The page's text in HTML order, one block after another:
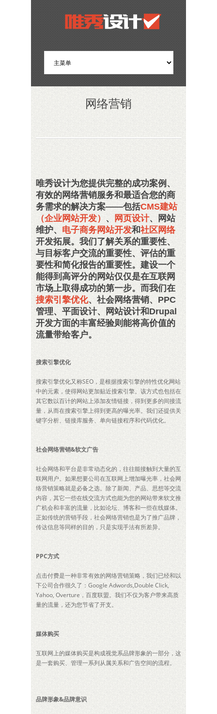
网络营销
唯秀设计为您提供完整的成功案例、
有效的网络营销服务和最适合您的商
务需求的解决方案——包括CMS建站
（企业网站开发） 、 网页设计、网站
维护、 电子商务网站开发和社区网络
开发拓展。我们了解关系的重要性、
与目标客户交流的重要性、评估的重
要性和简化报告的重要性。建设一个
能得到高评分的网站仅仅是在互联网
市场上取得成功的第一步。而我们在
搜索引擎优化、社会网络营销、PPC
管理、平面设计、网站设计和Drupal
开发方面的丰富经验则能将高价值的
流量带给客户。
搜索引擎优化
搜索引擎优化又称SEO，是根据搜索引擎的特性优化网站
中的元素，使得网站更加贴近搜索引擎。该方式也包括在
其它数以百计的网站上添加友情链接，得到更多的间接流
量，从而在搜索引擎上得到更高的曝光率。我们还提供关
键字分析、链接库服务、单向链接程序和代码优化。
社会网络营销&软文广告
社会网络和平台是非常动态化的，往往能接触到大量的互
联网用户。如果想要公司在互联网上增加曝光率，社会网
络营销策略就是必备之选。除了新闻、产品、思想等交流
内容，其它一些在线交流方式也能为您的网站带来软文推
广机会和丰富的流量，比如论坛、博客和一些在线媒体。
正如传统的营销手段，社会网络营销也是为了推广品牌，
传达信息等同样的目的，只是实现手法有所差异。
PPC方式
点击付费是一种非常有效的网络营销策略，我们已经和以
下公司合作很久了：Google Adwords,Double Click,
Yahoo, Overture，百度联盟。我们不仅为客户带来高质
量的流量，还为您节省了开支。
媒体购买
互联网上的媒体购买是构成视觉系品牌形象的一部分，这
是一套购买、管理一系列从属关系和广告空间的流程。
品牌形象&品牌意识